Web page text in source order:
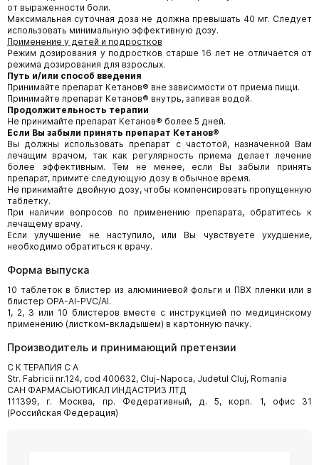
от выраженности боли.
Максимальная суточная доза не должна превышать 40 мг. Следует
использовать минимальную эффективную дозу.
Применение у детей и подростков
Режим дозирования у подростков старше 16 лет не отличается от
режима дозирования для взрослых.
Путь и/или способ введения
Принимайте препарат Кетанов® вне зависимости от приема пищи.
Принимайте препарат Кетанов® внутрь, запивая водой.
Продолжительность терапии
Не принимайте препарат Кетанов® более 5 дней.
Если Вы забыли принять препарат Кетанов®
Вы должны использовать препарат с частотой, назначенной Вам
лечащим врачом, так как регулярность приема делает лечение
более эффективным. Тем не менее, если Вы забыли принять
препарат, примите следующую дозу в обычное время.
Не принимайте двойную дозу, чтобы компенсировать пропущенную
таблетку.
При наличии вопросов по применению препарата, обратитесь к
лечащему врачу.
Если улучшение не наступило, или Вы чувствуете ухудшение,
необходимо обратиться к врачу.
Форма выпуска
10 таблеток в блистер из алюминиевой фольги и ПВХ пленки или в
блистер OPA-Al-PVC/Al.
1, 2, 3 или 10 блистеров вместе с инструкцией по медицинскому
применению (листком-вкладышем) в картонную пачку.
Производитель и принимающий претензии
C К ТЕРАПИЯ С А
Str. Fabricii nr.124, cod 400632, Cluj-Napoca, Judetul Cluj, Romania
САН ФАРМАСЬЮТИКАЛ ИНДАСТРИЗ ЛТД
111399, г. Москва, пр. Федеративный, д. 5, корп. 1, офис 31
(Российская Федерация)